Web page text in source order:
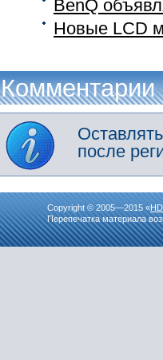
BenQ
Новые LCD
Комментарии
после
Copyright © 2005—2015 «
Перепечатка материала